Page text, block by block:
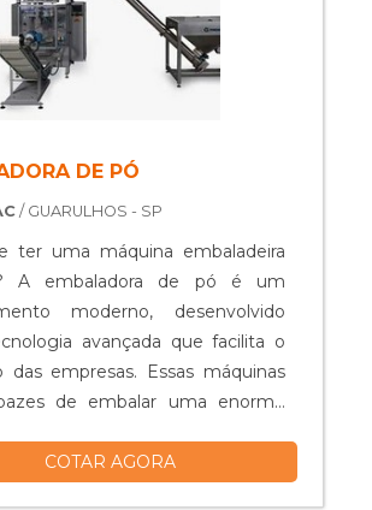
DE PÓ
/ GUARULHOS - SP
ter uma máquina embaladeira
A embaladora de pó é um
moderno, desenvolvido
avançada que facilita o
das empresas. Essas máquinas
de embalar uma enorme
de tempo, sendo empregada
COTAR AGORA